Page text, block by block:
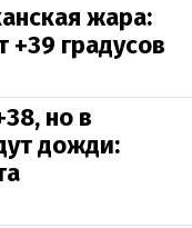
жара:
+39 градусов
но в
дожди: